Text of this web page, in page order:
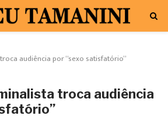
audiência por “sexo satisfatório”
troca audiência